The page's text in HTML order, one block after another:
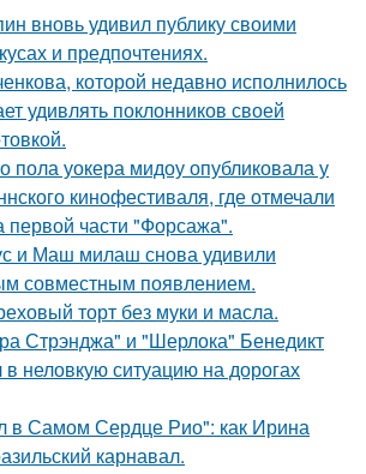
вновь удивил публику своими
и предпочтениях.
которой недавно исполнилось
удивлять поклонников своей
пола уокера мидоу опубликовала у
кинофестиваля, где отмечали
первой части "Форсажа".
и Маш милаш снова удивили
совместным появлением.
торт без муки и масла.
Стрэнджа" и "Шерлока" Бенедикт
неловкую ситуацию на дорогах
в Самом Сердце Рио": как Ирина
карнавал.